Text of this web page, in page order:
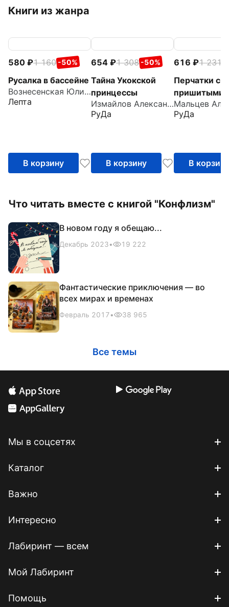
Книги из жанра
580 1 160 -50%
Русалка в бассейне
Вознесенская Юлия Николаевна
Лепта
В корзину
654 1 308 -50%
Тайна Укокской
принцессы
Измайлов Александр
РуДа
В корзину
616 1 231
Перчатки с
пришитыми
пальцами
РуДа
В корзину
Что читать вместе с книгой "Конфлизм"
В новом году я обещаю...
Декабрь 2023• 19 222
Фантастические приключения — во
всех мирах и временах
Февраль 2017• 38 965
Все темы
Мы в соцсетях
Каталог
Важно
Интересно
Лабиринт — всем
Мой Лабиринт
Помощь